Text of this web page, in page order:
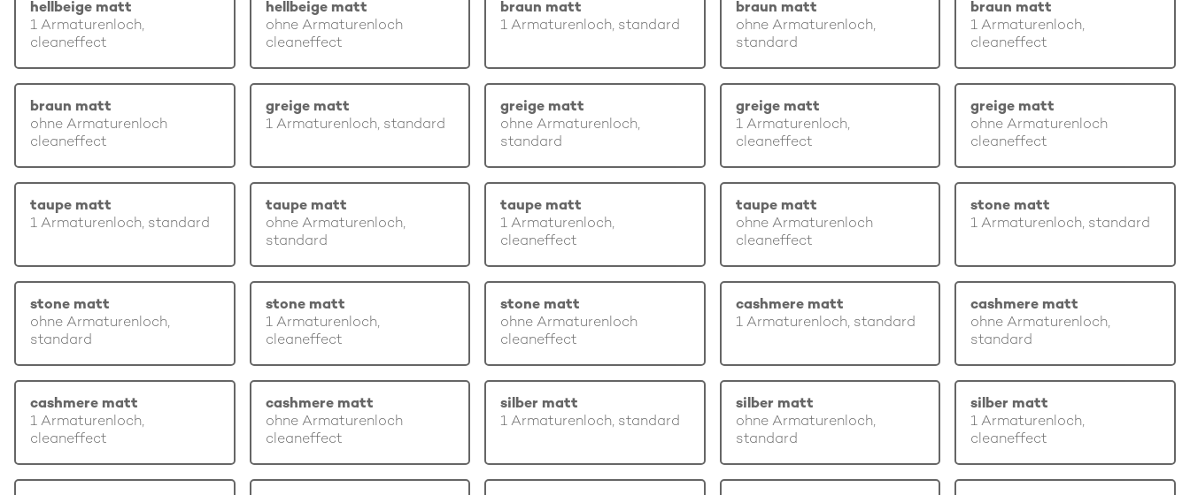
hellbeige matt
1 Armaturenloch,
cleaneffect
hellbeige matt
ohne Armaturenloch
cleaneffect
braun matt
1 Armaturenloch, standard
braun matt
ohne Armaturenloch,
standard
braun matt
1 Armaturenloch,
cleaneffect
braun matt
ohne Armaturenloch
cleaneffect
greige matt
1 Armaturenloch, standard
greige matt
ohne Armaturenloch,
standard
greige matt
1 Armaturenloch,
cleaneffect
greige matt
ohne Armaturenloch
cleaneffect
taupe matt
1 Armaturenloch, standard
taupe matt
ohne Armaturenloch,
standard
taupe matt
1 Armaturenloch,
cleaneffect
taupe matt
ohne Armaturenloch
cleaneffect
stone matt
1 Armaturenloch, standard
stone matt
ohne Armaturenloch,
standard
stone matt
1 Armaturenloch,
cleaneffect
stone matt
ohne Armaturenloch
cleaneffect
cashmere matt
1 Armaturenloch, standard
cashmere matt
ohne Armaturenloch,
standard
cashmere matt
1 Armaturenloch,
cleaneffect
cashmere matt
ohne Armaturenloch
cleaneffect
silber matt
1 Armaturenloch, standard
silber matt
ohne Armaturenloch,
standard
silber matt
1 Armaturenloch,
cleaneffect